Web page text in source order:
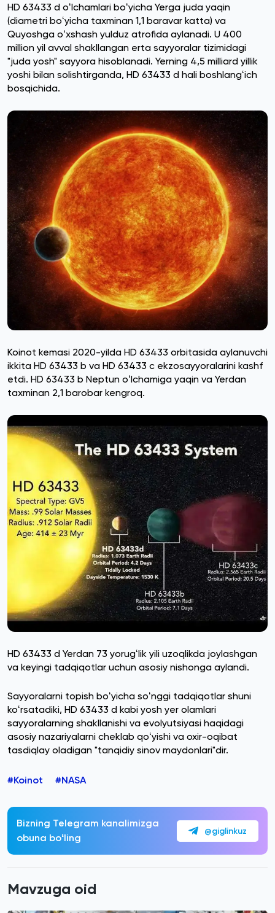
HD 63433 d oʻlchamlari boʻyicha Yerga juda yaqin
(diametri boʻyicha taxminan 1,1 baravar katta) va
Quyoshga oʻxshash yulduz atrofida aylanadi. U 400
million yil avval shakllangan erta sayyoralar tizimidagi
"juda yosh" sayyora hisoblanadi. Yerning 4,5 milliard yillik
yoshi bilan solishtirganda, HD 63433 d hali boshlangʻich
bosqichida.
Koinot kemasi 2020-yilda HD 63433 orbitasida aylanuvchi
ikkita HD 63433 b va HD 63433 c ekzosayyoralarini kashf
etdi. HD 63433 b Neptun oʻlchamiga yaqin va Yerdan
taxminan 2,1 barobar kengroq.
HD 63433 d Yerdan 73 yorugʻlik yili uzoqlikda joylashgan
va keyingi tadqiqotlar uchun asosiy nishonga aylandi.
Sayyoralarni topish boʻyicha soʻnggi tadqiqotlar shuni
koʻrsatadiki, HD 63433 d kabi yosh yer olamlari
sayyoralarning shakllanishi va evolyutsiyasi haqidagi
asosiy nazariyalarni cheklab qoʻyishi va oxir-oqibat
tasdiqlay oladigan "tanqidiy sinov maydonlari"dir.
#Koinot #NASA
Bizning Telegram kanalimizga
obuna boʻling
@giglinkuz
Mavzuga oid